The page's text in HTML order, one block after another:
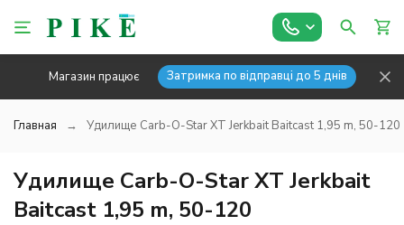
Магазин працює Затримка по відправці до 5 днів
Главная Удилище Carb-O-Star XT Jerkbait Baitcast 1,95 m, 50-120
Удилище Carb-O-Star XT Jerkbait
Baitcast 1,95 m, 50-120